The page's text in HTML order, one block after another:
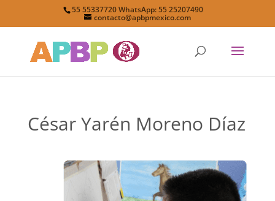
55 55337720 WhatsApp: 55 25207490
contacto@apbpmexico.com
César Yarén Moreno Díaz